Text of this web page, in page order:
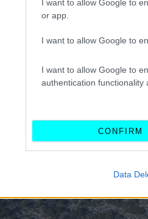
I want to allow Google to
or app.
I want to allow Google to
I want to allow Google to
authentication functionality
CONFIRM
Data